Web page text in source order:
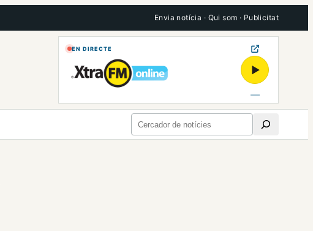
Envia notícia · Qui som · Publicitat
EN DIRECTE
▶
Cerca